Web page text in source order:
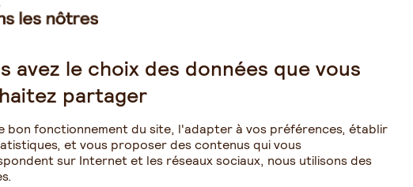
financières Les aides financières
avez le choix des données que vous
partager
bon fonctionnement du site, l'adapter à vos préférences, établir
et vous proposer des contenus qui vous
sur Internet et les réseaux sociaux, nous utilisons des